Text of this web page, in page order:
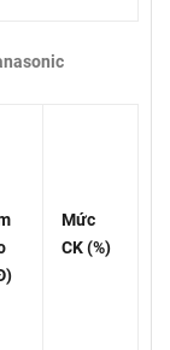
Mức
CK (%)